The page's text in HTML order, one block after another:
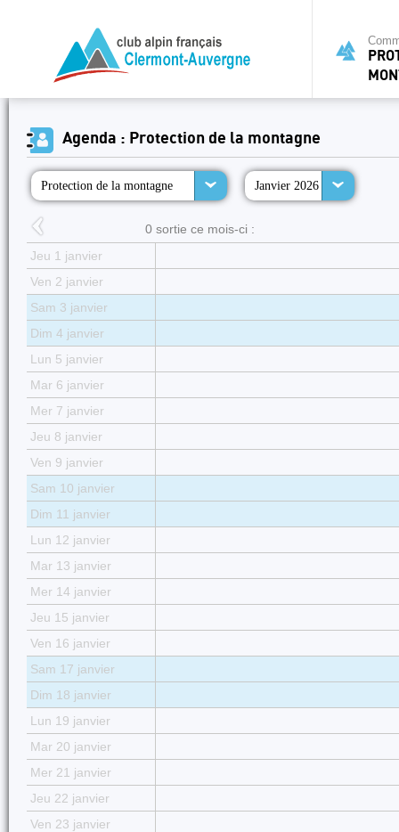
Agenda : Protection de la montagne
Protection de la montagne Janvier 2026
0 sortie ce mois-ci :
Jeu 1 janvier
Ven 2 janvier
Sam 3 janvier
Dim 4 janvier
Lun 5 janvier
Mar 6 janvier
Mer 7 janvier
Jeu 8 janvier
Ven 9 janvier
Sam 10 janvier
Dim 11 janvier
Lun 12 janvier
Mar 13 janvier
Mer 14 janvier
Jeu 15 janvier
Ven 16 janvier
Sam 17 janvier
Dim 18 janvier
Lun 19 janvier
Mar 20 janvier
Mer 21 janvier
Jeu 22 janvier
Ven 23 janvier